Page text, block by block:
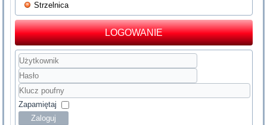
Strzelnica
LOGOWANIE
Użytkownik
Hasło
Klucz
poufny
Zapamiętaj
Zaloguj